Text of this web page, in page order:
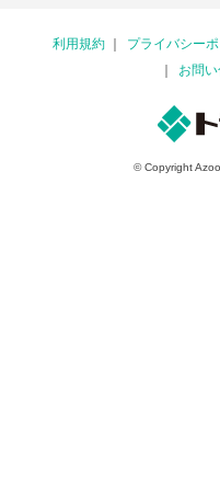
利用規約 プライバシー
お問
© Copyright